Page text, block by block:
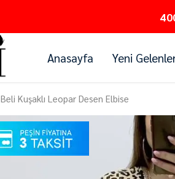
Anasayfa Yeni
Beli Kuşaklı Leopar Desen Elbise